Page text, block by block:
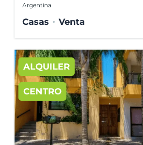
Argentina
Casas Venta
ALQUILER
CENTRO